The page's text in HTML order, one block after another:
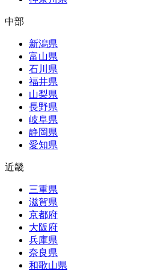
中部
新潟県
富山県
石川県
福井県
山梨県
長野県
岐阜県
静岡県
愛知県
近畿
三重県
滋賀県
京都府
大阪府
兵庫県
奈良県
和歌山県